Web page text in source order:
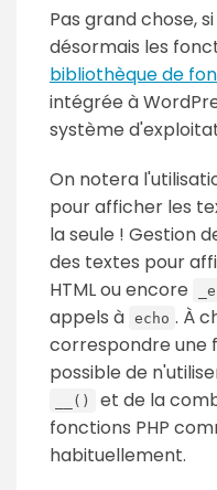
Pas grand chose,
désormais les
bibliothèque de
intégrée à
système
On notera
pour afficher les
la seule ! Gestion
des textes pour
HTML ou encore
appels à echo . À
correspondre une
possible de
__()
et de la
fonctions PHP
habituellement.